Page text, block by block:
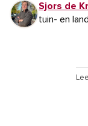
Sjors de
tuin- en